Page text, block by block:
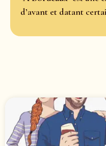
d’avant et datant